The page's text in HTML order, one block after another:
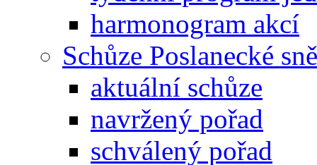
harmonogram akcí
Schůze Poslanecké
aktuální schůze
navržený pořad
schválený pořad